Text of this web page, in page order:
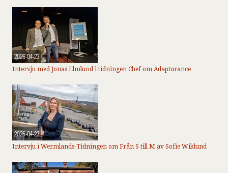
2026-04-23
Intervju med Jonas Elmlund i tidningen Chef om Adapturance
2026-04-23
Intervju i Wermlands-Tidningen om Från S till M av Sofie Wiklund